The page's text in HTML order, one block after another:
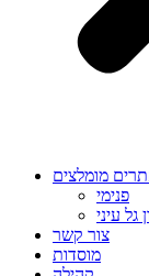
מומלצים
פנימי
גל עיני
צור קשר
מוסדות